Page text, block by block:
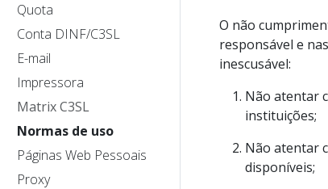
Quota
Conta DINF/C3SL
E-mail
Impressora
Matrix C3SL
Normas de uso
Páginas Web Pessoais
Proxy
O não
responsável e
inescusável:
Não atentar
instituições;
Não atentar
disponíveis;